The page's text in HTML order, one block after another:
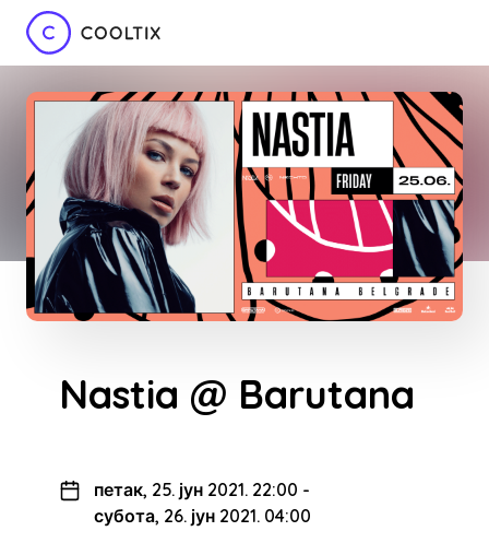
Nastia @ Barutana
петак, 25. јун 2021. 22:00 -
субота, 26. јун 2021. 04:00